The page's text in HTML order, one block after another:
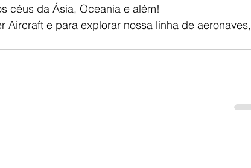
céus da Ásia, Oceania e além!
Aircraft e para explorar nossa linha de aeronaves,